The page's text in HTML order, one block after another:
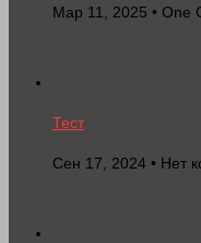
Мар 11, 2025 • One
Тест
Сен 17, 2024 • Нет